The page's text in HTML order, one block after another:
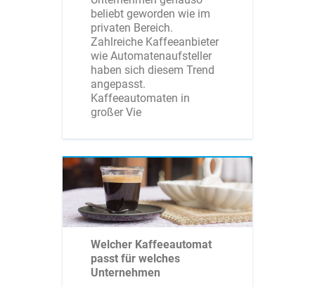
beliebt geworden wie im
privaten Bereich.
Zahlreiche Kaffeeanbieter
wie Automatenaufsteller
haben sich diesem Trend
angepasst.
Kaffeeautomaten in
großer Vie
Welcher Kaffeeautomat
passt für welches
Unternehmen